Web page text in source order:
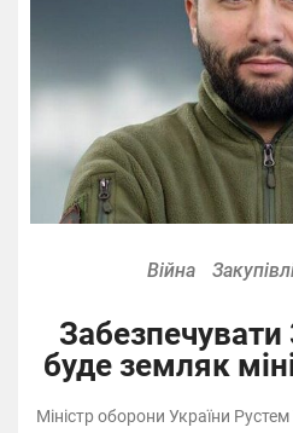
Війна
буде земляк
Міністр оборони України